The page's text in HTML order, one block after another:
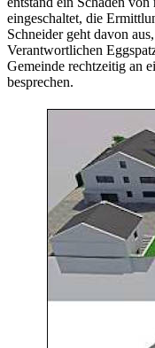
eingeschaltet, die
Schneider geht davon
Verantwortlichen
Gemeinde rechtzeitig an
besprechen.